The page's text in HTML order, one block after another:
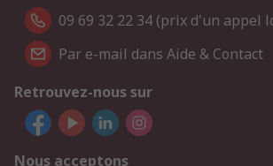
09 69 32 22 34 (prix d'un appel
Par e-mail dans Aide & Contact
Retrouvez-nous sur
Nous acceptons